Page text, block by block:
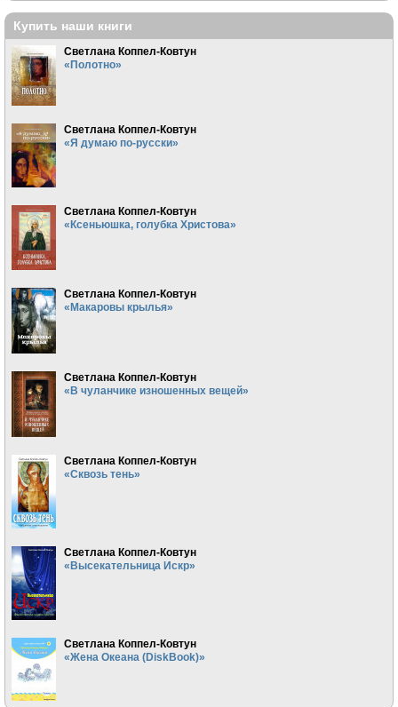
Купить наши книги
Светлана Коппел-Ковтун
«Полотно»
Светлана Коппел-Ковтун
«Я думаю по-русски»
Светлана Коппел-Ковтун
«Ксеньюшка, голубка Христова»
Светлана Коппел-Ковтун
«Макаровы крылья»
Светлана Коппел-Ковтун
«В чуланчике изношенных вещей»
Светлана Коппел-Ковтун
«Сквозь тень»
Светлана Коппел-Ковтун
«Высекательница Искр»
Светлана Коппел-Ковтун
«Жена Океана (DiskBook)»